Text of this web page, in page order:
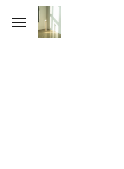
Skip to main content